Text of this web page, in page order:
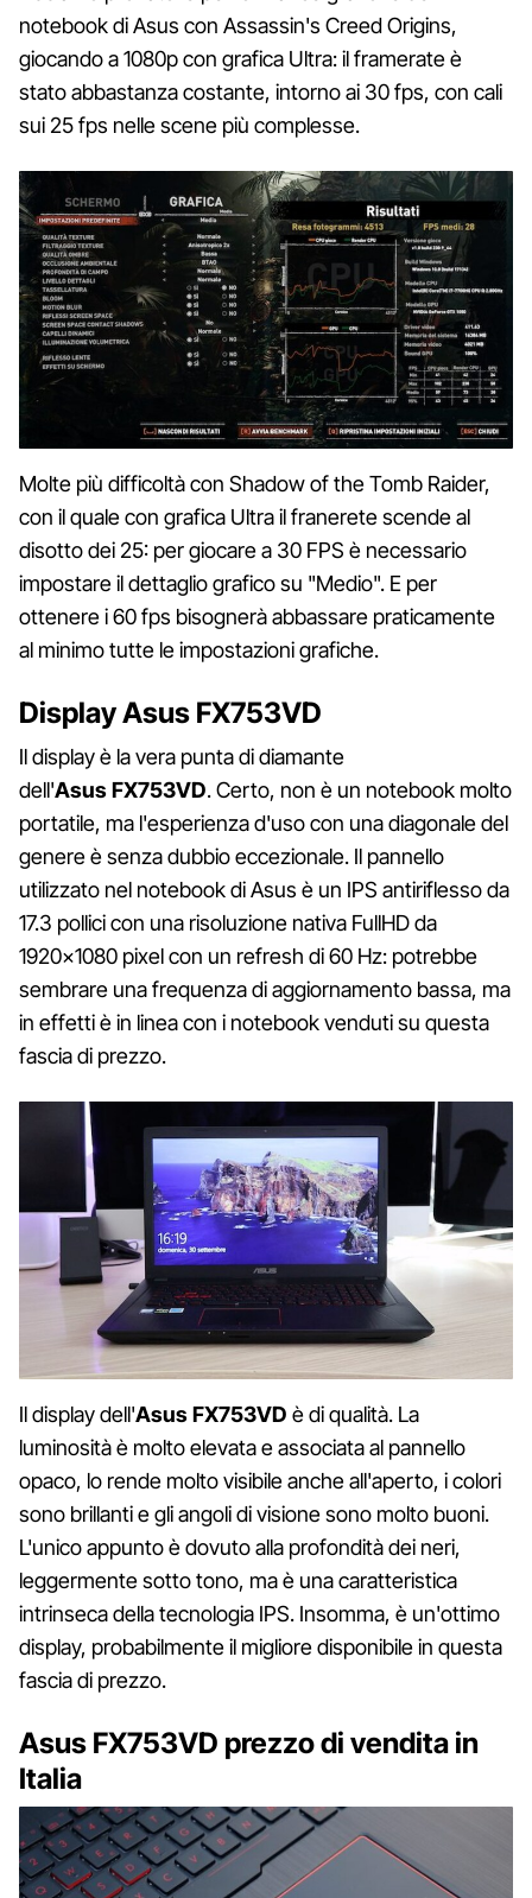
notebook di Asus con Assassin's Creed Origins,
giocando a 1080p con grafica Ultra: il framerate è
stato abbastanza costante, intorno ai 30 fps, con cali
sui 25 fps nelle scene più complesse.
Molte più difficoltà con Shadow of the Tomb Raider,
con il quale con grafica Ultra il franerete scende al
disotto dei 25: per giocare a 30 FPS è necessario
impostare il dettaglio grafico su "Medio". E per
ottenere i 60 fps bisognerà abbassare praticamente
al minimo tutte le impostazioni grafiche.
Display Asus FX753VD
Il display è la vera punta di diamante
dell'Asus FX753VD. Certo, non è un notebook molto
portatile, ma l'esperienza d'uso con una diagonale del
genere è senza dubbio eccezionale. Il pannello
utilizzato nel notebook di Asus è un IPS antiriflesso da
17.3 pollici con una risoluzione nativa FullHD da
1920×1080 pixel con un refresh di 60 Hz: potrebbe
sembrare una frequenza di aggiornamento bassa, ma
in effetti è in linea con i notebook venduti su questa
fascia di prezzo.
Il display dell'Asus FX753VD è di qualità. La
luminosità è molto elevata e associata al pannello
opaco, lo rende molto visibile anche all'aperto, i colori
sono brillanti e gli angoli di visione sono molto buoni.
L'unico appunto è dovuto alla profondità dei neri,
leggermente sotto tono, ma è una caratteristica
intrinseca della tecnologia IPS. Insomma, è un'ottimo
display, probabilmente il migliore disponibile in questa
fascia di prezzo.
Asus FX753VD prezzo di vendita in
Italia